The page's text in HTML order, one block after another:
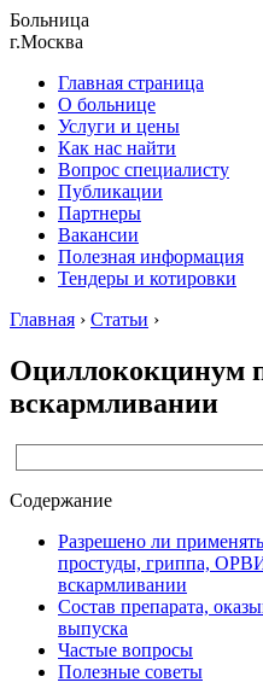
Больница
г.Москва
Главная страница
О больнице
Услуги и цены
Как нас найти
Вопрос специалисту
Публикации
Партнеры
Вакансии
Полезная информация
Тендеры и котировки
Главная › Статьи ›
Оциллококцинум
вскармливании
Содержание
Разрешено ли
простуды, гриппа,
вскармливании
Состав препарата,
выпуска
Частые вопросы
Полезные советы